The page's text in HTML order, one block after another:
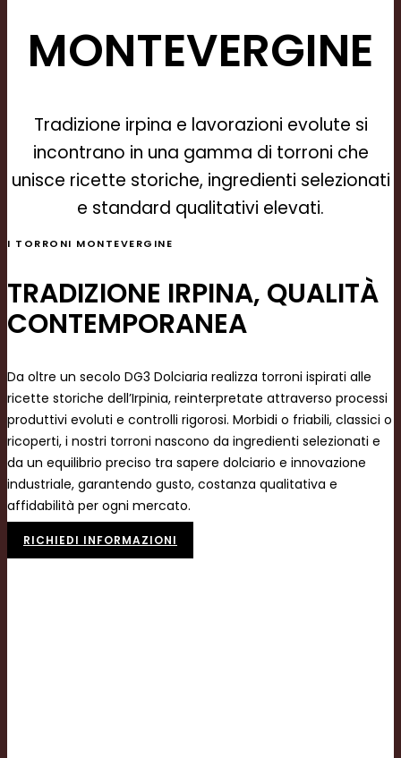
MONTEVERGINE
Tradizione irpina e lavorazioni evolute si
incontrano in una gamma di torroni che
unisce ricette storiche, ingredienti selezionati
e standard qualitativi elevati.
I TORRONI MONTEVERGINE
TRADIZIONE IRPINA, QUALITÀ
CONTEMPORANEA
Da oltre un secolo DG3 Dolciaria realizza torroni ispirati alle
ricette storiche dell’Irpinia, reinterpretate attraverso processi
produttivi evoluti e controlli rigorosi. Morbidi o friabili, classici o
ricoperti, i nostri torroni nascono da ingredienti selezionati e
da un equilibrio preciso tra sapere dolciario e innovazione
industriale, garantendo gusto, costanza qualitativa e
affidabilità per ogni mercato.
RICHIEDI INFORMAZIONI